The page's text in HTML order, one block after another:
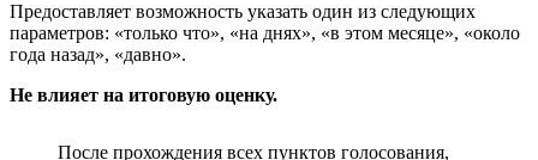
Предоставляет возможность указать один из следующих
параметров: «только что», «на днях», «в этом месяце», «около
года назад», «давно».
Не влияет на итоговую оценку.
После прохождения всех пунктов голосования,